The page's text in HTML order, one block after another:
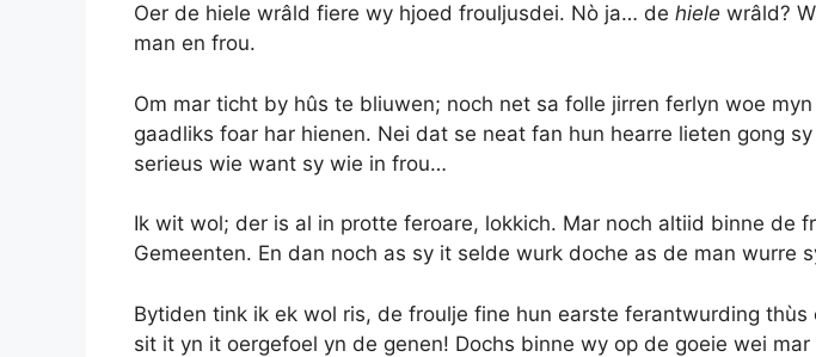
Oer de hiele wrâld fiere wy hjoed frouljusdei. Nò ja… de hiele wrâld?
man en frou.
Om mar ticht by hûs te bliuwen; noch net sa folle jirren ferlyn woe
gaadliks foar har hienen. Nei dat se neat fan hun hearre lieten gong
serieus wie want sy wie in frou…
Ik wit wol; der is al in protte feroare, lokkich. Mar noch altiid binne de
Gemeenten. En dan noch as sy it selde wurk doche as de man wurre
Bytiden tink ik ek wol ris, de froulje fine hun earste ferantwurding
sit it yn it oergefoel yn de genen! Dochs binne wy op de goeie wei